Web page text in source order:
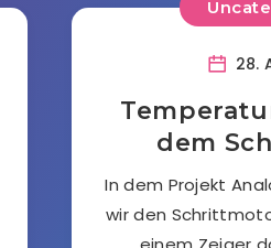
28.
dem
In dem Projekt
wir den